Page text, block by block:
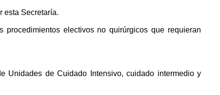
esta Secretaría.
electivos no quirúrgicos que requieran
Unidades de Cuidado Intensivo, cuidado intermedio y